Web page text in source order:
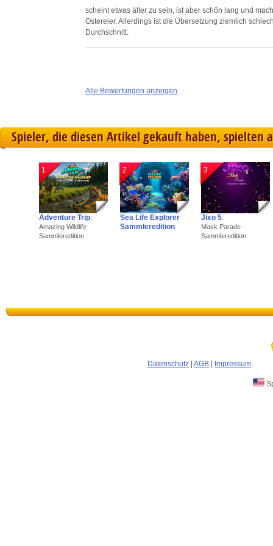
scheint etwas älter zu sein, ist aber schön lang und
Ostereier. Allerdings ist die Übersetzung ziemlich
Durchschnitt.
Alle Bewertungen anzeigen
Spieler, die diesen Artikel gekauft haben, spielten
1
Adventure Trip:
Amazing Wildlife
Sammleredition
2
Sea Life Explorer
Sammleredition
3
Jixo 5:
Mask Parade
Sammleredition
Datenschutz AGB Impressum